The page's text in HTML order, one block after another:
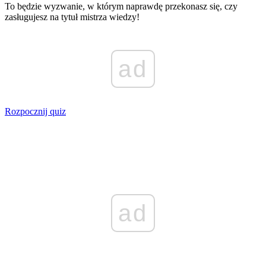
To będzie wyzwanie, w którym naprawdę przekonasz się, czy
zasługujesz na tytuł mistrza wiedzy!
ad
Rozpocznij quiz
ad